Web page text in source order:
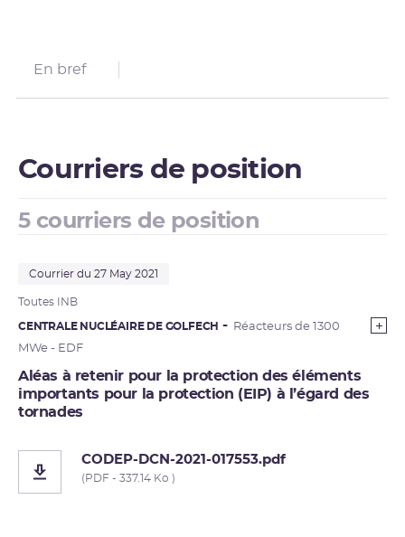
En bref
Courriers de position
5 courriers de position
Courrier du 27 May 2021
Toutes INB
CENTRALE NUCLÉAIRE DE GOLFECH
Réacteurs de 1300
MWe - EDF
Aléas à retenir pour la protection des éléments
importants pour la protection (EIP) à l’égard des
tornades
CODEP-DCN-2021-017553.pdf
(PDF - 337.14 Ko )